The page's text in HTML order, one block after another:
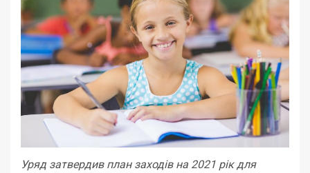
Уряд затвердив план заходів на 2021 рік для